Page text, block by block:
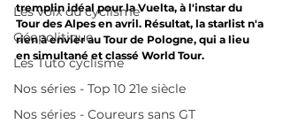
Les voix du cyclisme
Géopolitique
Les Tuto cyclisme
Nos séries - Top 10 21e siècle
Nos séries - Coureurs sans GT
tremplin idéal pour la Vuelta, à l'instar du
Tour des Alpes en avril. Résultat, la starlist n'a
rien à envier au Tour de Pologne, qui a lieu
en simultané et classé World Tour.